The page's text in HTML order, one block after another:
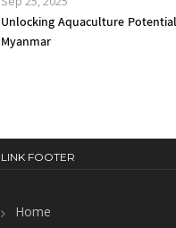
Unlocking Aquaculture
Myanmar
LINK FOOTER
Home